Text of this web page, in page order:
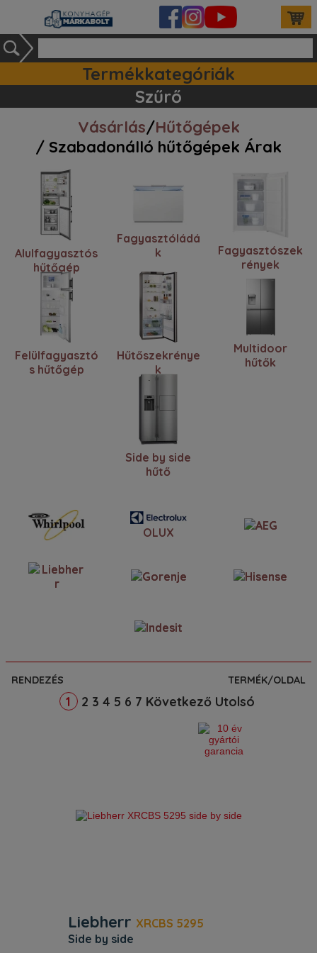
Termékkategóriák
Szűrő
Vásárlás/Hűtőgépek
/ Szabadonálló hűtőgépek Árak
Alulfagyasztós
hűtőgép
Fagyasztóládá
k
Fagyasztószek
rények
Felülfagyasztó
s hűtőgép
Hűtőszekrénye
k
Multidoor
hűtők
Side by side
hűtő
RENDEZÉS TERMÉK/OLDAL
1 2 3 4 5 6 7 Következő Utolsó
Liebherr XRCBS 5295
side by side